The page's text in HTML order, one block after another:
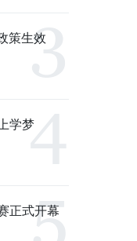
策生效
学梦
正式开幕